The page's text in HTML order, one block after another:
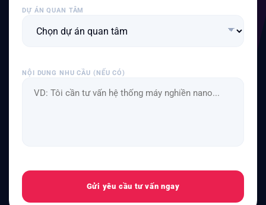
DỰ ÁN QUAN TÂM
NỘI DUNG NHU CẦU (NẾU CÓ)
Gửi yêu cầu tư vấn ngay